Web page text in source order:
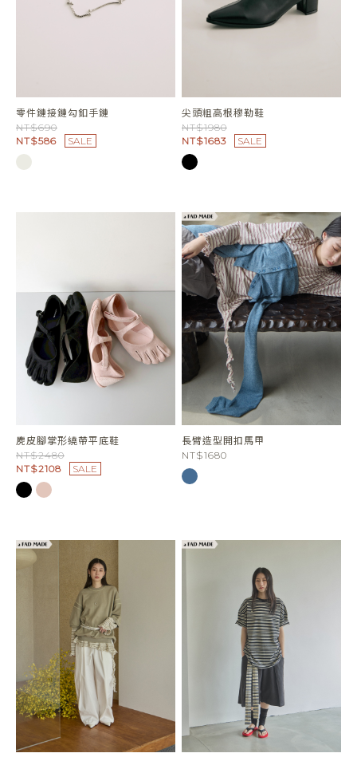
零件鏈接鏈勾釦手鏈
NT$690
NT$586
SALE
尖頭粗高根穆勒鞋
NT$1980
NT$1683
SALE
麂皮腳掌形繞帶平底鞋
NT$2480
NT$2108
SALE
長臂造型開扣馬甲
NT$1680